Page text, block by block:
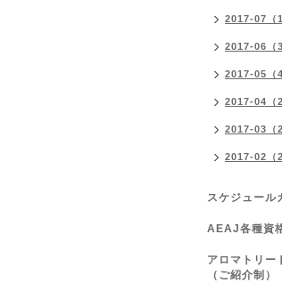
2017-07（1
2017-06（3
2017-05（4
2017-04（2
2017-03（2
2017-02（2
スケジュール
AEAJ各種資
アロマトリー
（ご紹介制）